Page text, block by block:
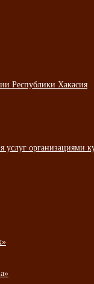
Республики Хакасия
организациями